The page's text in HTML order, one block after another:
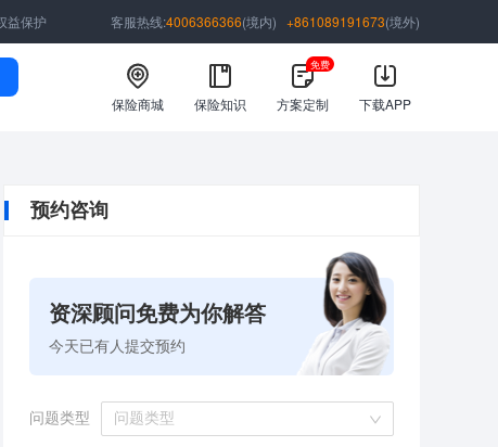
益保护 客服热线:4006366366(境内) +861089191673(境外)
保险商城 保险知识 方案定制
免费
下载APP
预约咨询
资深顾问免费为你解答
今天已有人提交预约
问题类型 问题类型